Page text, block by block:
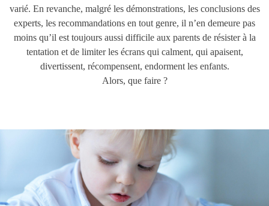
varié. En revanche, malgré les démonstrations, les conclusions des
experts, les recommandations en tout genre, il n’en demeure pas
moins qu’il est toujours aussi difficile aux parents de résister à la
tentation et de limiter les écrans qui calment, qui apaisent,
divertissent, récompensent, endorment les enfants.
Alors, que faire ?